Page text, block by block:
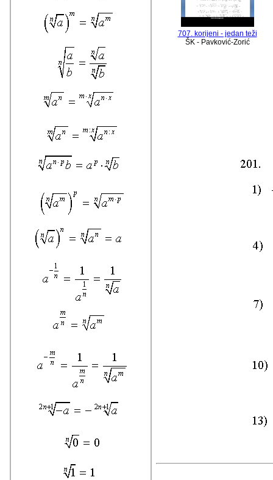
707. korijeni - jedan teži
ŠK - Pavković-Zorić